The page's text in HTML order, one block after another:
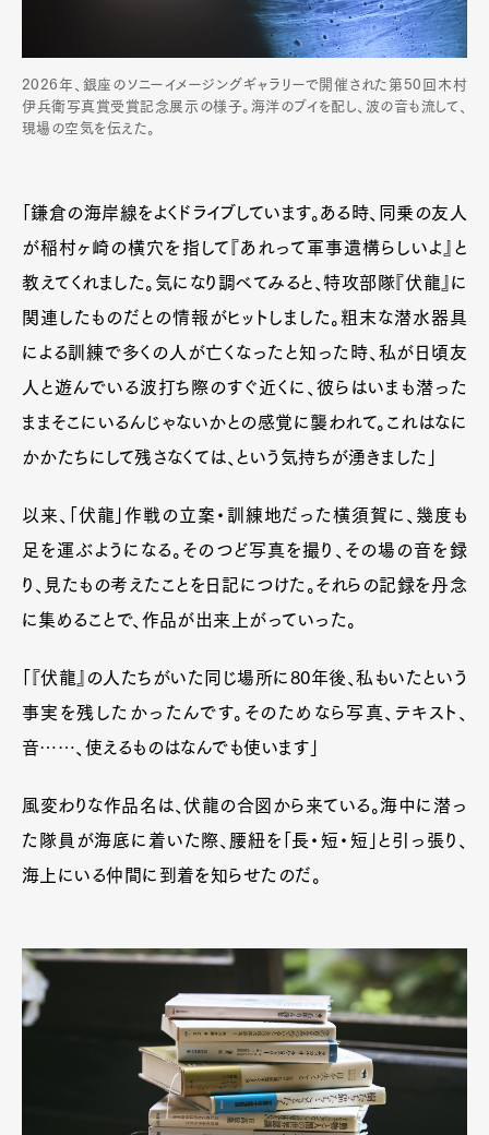
2026年、銀座のソニーイメージングギャラリーで開催された第50回木村
伊兵衛写真賞受賞記念展示の様子。海洋のブイを配し、波の音も流して、
現場の空気を伝えた。
「鎌倉の海岸線をよくドライブしています。ある時、同乗の友人
が稲村ヶ崎の横穴を指して『あれって軍事遺構らしいよ』と
教えてくれました。気になり調べてみると、特攻部隊『伏龍』に
関連したものだとの情報がヒットしました。粗末な潜水器具
による訓練で多くの人が亡くなったと知った時、私が日頃友
人と遊んでいる波打ち際のすぐ近くに、彼らはいまも潜った
ままそこにいるんじゃないかとの感覚に襲われて。これはなに
かかたちにして残さなくては、という気持ちが湧きました」
以来、「伏龍」作戦の立案・訓練地だった横須賀に、幾度も
足を運ぶようになる。そのつど写真を撮り、その場の音を録
り、見たもの考えたことを日記につけた。それらの記録を丹念
に集めることで、作品が出来上がっていった。
「『伏龍』の人たちがいた同じ場所に80年後、私もいたという
事実を残したかったんです。そのためなら写真、テキスト、
音……、使えるものはなんでも使います」
風変わりな作品名は、伏龍の合図から来ている。海中に潜っ
た隊員が海底に着いた際、腰紐を「長・短・短」と引っ張り、
海上にいる仲間に到着を知らせたのだ。